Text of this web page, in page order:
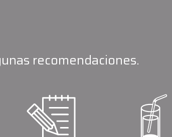
recomendaciones.